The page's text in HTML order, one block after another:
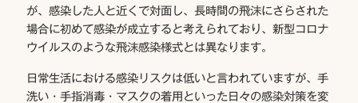
が、感染した人と近くで対面し、長時間の飛沫にさらされた
場合に初めて感染が成立すると考えられており、新型コロナ
ウイルスのような飛沫感染様式とは異なります。
日常生活における感染リスクは低いと言われていますが、手
洗い・手指消毒・マスクの着用といった日々の感染対策を変